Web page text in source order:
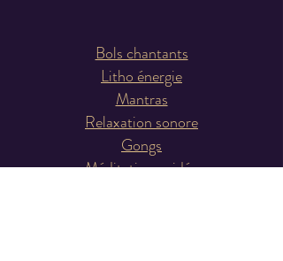
Bols chantants
Litho énergie
Mantras
Relaxation sonore
Gongs
Méditation guidée